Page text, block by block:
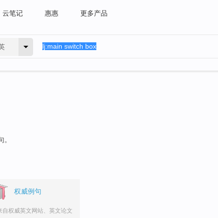
云笔记 惠惠 更多产品
。
权威例句
自权威英文网站、英文论文